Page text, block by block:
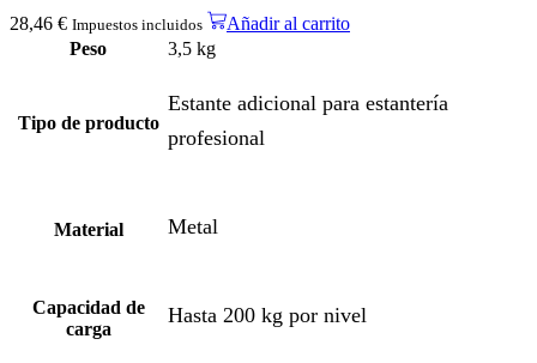
28,46 € Impuestos incluidos
Añadir al carrito
Peso
3,5 kg
Tipo de producto
Estante adicional para estantería
profesional
Material Metal
Capacidad de
carga
Hasta 200 kg por nivel